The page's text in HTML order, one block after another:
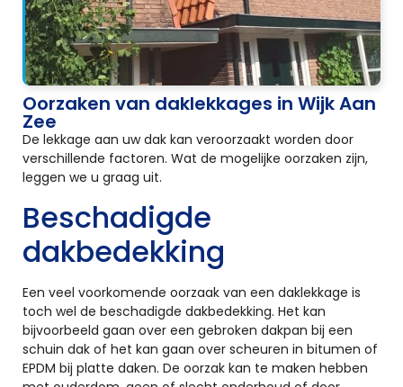
Oorzaken van daklekkages in Wijk Aan
Zee
De lekkage aan uw dak kan veroorzaakt worden door
verschillende factoren. Wat de mogelijke oorzaken zijn,
leggen we u graag uit.
Beschadigde
dakbedekking
Een veel voorkomende oorzaak van een daklekkage is
toch wel de beschadigde dakbedekking. Het kan
bijvoorbeeld gaan over een gebroken dakpan bij een
schuin dak of het kan gaan over scheuren in bitumen of
EPDM bij platte daken. De oorzak kan te maken hebben